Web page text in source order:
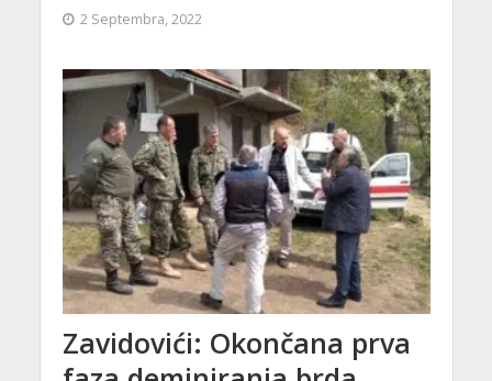
2 Septembra, 2022
Zavidovići: Okončana prva